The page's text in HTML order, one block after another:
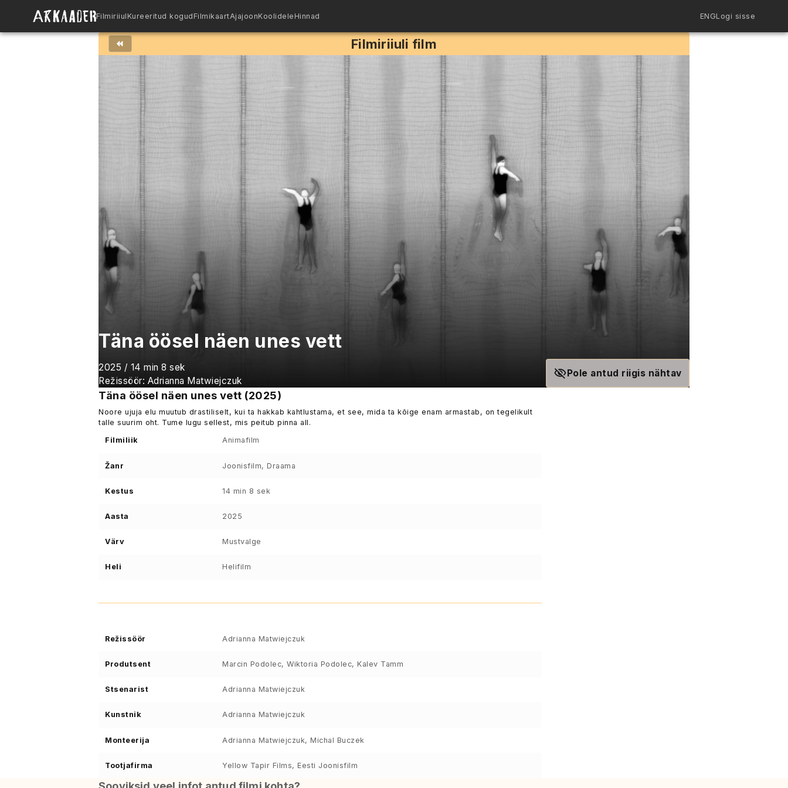
Filmiriiul Kureeritud kogud FilmikaartAjajoonKoolidele Hinnad ENGLogi sisse
Filmiriiuli film
Täna öösel näen unes vett
2025 / 14 min 8 sek
Režissöör: Adrianna Matwiejczuk
Pole antud riigis nähtav
Täna öösel näen unes vett (2025)
Noore ujuja elu muutub drastiliselt, kui ta hakkab kahtlustama, et see, mida ta kõige enam armastab, on tegelikult
talle suurim oht. Tume lugu sellest, mis peitub pinna all.
Filmiliik Animafilm
Žanr Joonisfilm, Draama
Kestus 14 min 8 sek
Aasta 2025
Värv Mustvalge
Heli Helifilm
Režissöör Adrianna Matwiejczuk
Produtsent Marcin Podolec, Wiktoria Podolec, Kalev Tamm
Stsenarist Adrianna Matwiejczuk
Kunstnik Adrianna Matwiejczuk
Monteerija Adrianna Matwiejczuk, Michal Buczek
Tootjafirma Yellow Tapir Films, Eesti Joonisfilm